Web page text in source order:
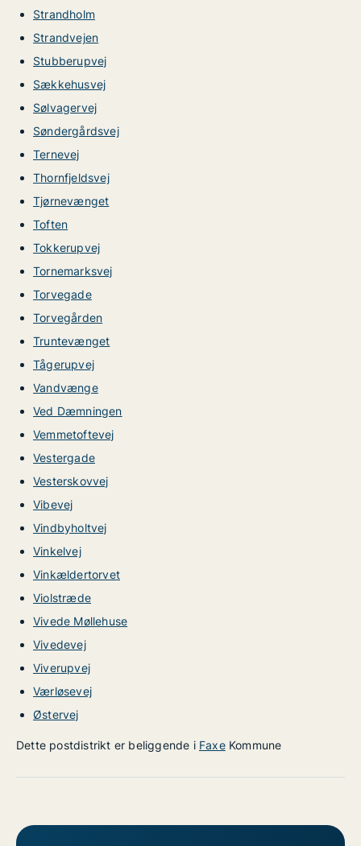
Strandholm
Strandvejen
Stubberupvej
Sækkehusvej
Sølvagervej
Søndergårdsvej
Ternevej
Thornfjeldsvej
Tjørnevænget
Toften
Tokkerupvej
Tornemarksvej
Torvegade
Torvegården
Truntevænget
Tågerupvej
Vandvænge
Ved Dæmningen
Vemmetoftevej
Vestergade
Vesterskovvej
Vibevej
Vindbyholtvej
Vinkelvej
Vinkældertorvet
Violstræde
Vivede Møllehuse
Vivedevej
Viverupvej
Værløsevej
Østervej
Dette postdistrikt er beliggende i FaxeKommune